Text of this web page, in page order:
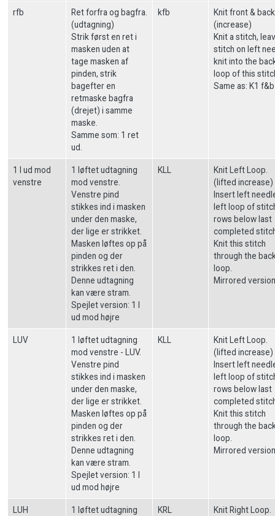
rfb
Ret forfra og bagfra.
(udtagning)
Strik først en ret i
masken uden at
tage masken af
pinden, strik
bagefter en
retmaske bagfra
(drejet) i samme
maske.
Samme som: 1 ret
ud.
kfb
Knit front &
(increase)
Knit a stitch,
stitch on left
knit into the
loop of this
Same as: K1 f&b
1 l ud mod
venstre
1 løftet udtagning
mod venstre.
Venstre pind
stikkes ind i masken
under den maske,
der lige er strikket.
Masken løftes op på
pinden og der
strikkes ret i den.
Denne udtagning
kan være stram.
Spejlet version: 1 l
ud mod højre
KLL
Knit Left Loop.
(lifted increase)
Insert left
left loop of
rows below last
completed
Knit this stitch
through the
loop.
Mirrored
LUV
1 løftet udtagning
mod venstre - LUV.
Venstre pind
stikkes ind i masken
under den maske,
der lige er strikket.
Masken løftes op på
pinden og der
strikkes ret i den.
Denne udtagning
kan være stram.
Spejlet version: 1 l
ud mod højre
KLL
Knit Left Loop.
(lifted increase)
Insert left
left loop of
rows below last
completed
Knit this stitch
through the
loop.
Mirrored
LUH
1 løftet udtagning
KRL
Knit Right Loop.